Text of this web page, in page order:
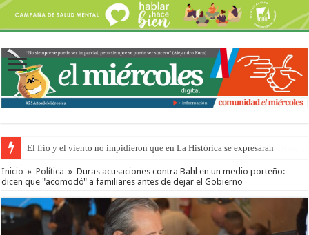
OSER: Frigerio aseguró que mejoraron el servicio, redujeron el déficit en
Inicio » Política » Duras acusaciones contra Bahl en un medio porteño:
dicen que "acomodó" a familiares antes de dejar el Gobierno